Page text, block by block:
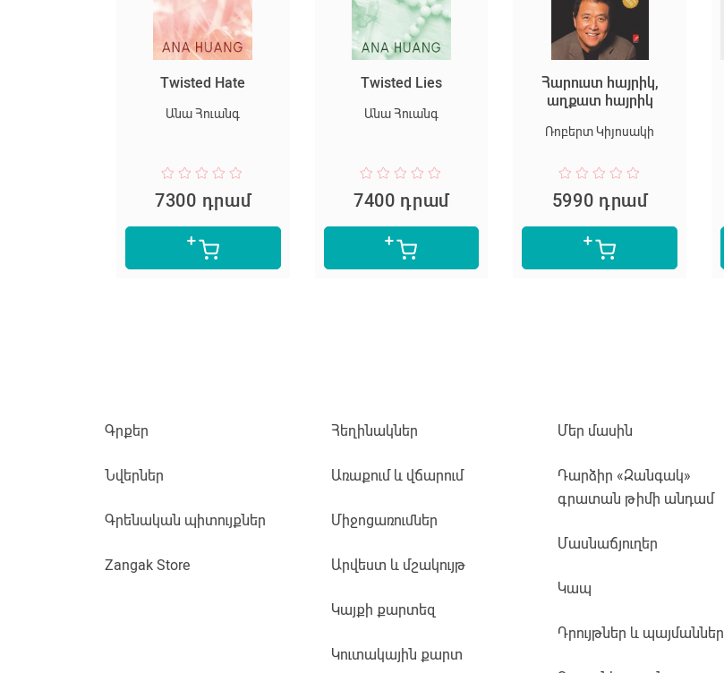
Twisted Hate
Անա Հուանգ
7300 դրամ
Twisted Lies
Անա Հուանգ
7400 դրամ
Հարուստ հայրիկ,
աղքատ հայրիկ
Ռոբերտ Կիյոսակի
5990 դրամ
Գրքեր
Նվերներ
Գրենական պիտույքներ
Zangak Store
Հեղինակներ
Առաքում և վճարում
Միջոցառումներ
Արվեստ և մշակույթ
Կայքի քարտեզ
Կուտակային քարտ
Մեր մասին
Դարձիր «Զանգակ»
գրատան թիմի անդամ
Մասնաճյուղեր
Կապ
Դրույթներ և պայմաններ